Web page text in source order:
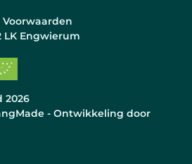
Voorwaarden
LK Engwierum
2026
- Ontwikkeling door